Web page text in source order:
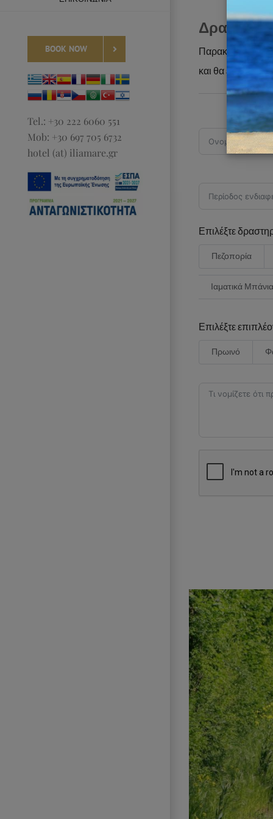
BOOK NOW
Tel.: +30 222 6060 551
Mob: +30 697 705 6732
hotel (at) iliamare.gr
Παρακαλούμε
και θα
Επιλέξτε
Πεζοπορία
Ιαματικά Μπάνια
Επιλέξτε
Πρωινό